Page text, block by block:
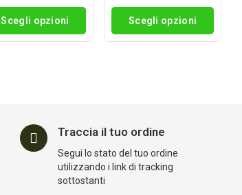
Scegli opzioni Scegli opzioni
Traccia il tuo ordine
Segui lo stato del tuo ordine
utilizzando i link di tracking
sottostanti